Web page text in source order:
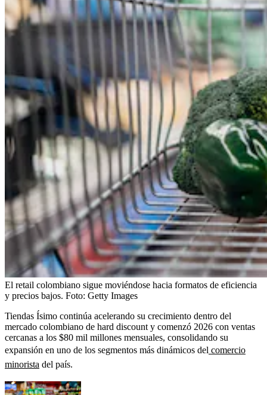
El retail colombiano sigue moviéndose hacia formatos de eficiencia
y precios bajos. Foto: Getty Images
Tiendas Ísimo continúa acelerando su crecimiento dentro del
mercado colombiano de hard discount y comenzó 2026 con ventas
cercanas a los $80 mil millones mensuales, consolidando su
expansión en uno de los segmentos más dinámicos del comercio
minorista del país.